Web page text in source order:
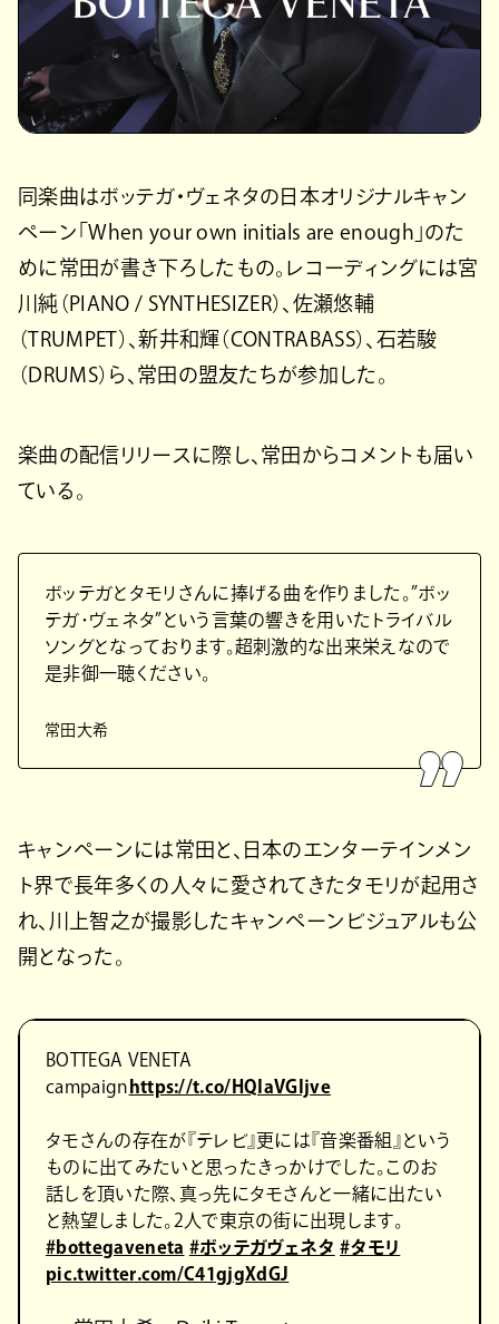
同楽曲はボッテガ・ヴェネタの日本オリジナルキャン
ペーン「When your own initials are enough」のた
めに常田が書き下ろしたもの。レコーディングには宮
川純（PIANO / SYNTHESIZER）、佐瀬悠輔
（TRUMPET）、新井和輝（CONTRABASS）、石若駿
（DRUMS）ら、常田の盟友たちが参加した。
楽曲の配信リリースに際し、常田からコメントも届い
ている。
ボッテガとタモリさんに捧げる曲を作りました。”ボッ
テガ･ヴェネタ”という言葉の響きを用いたトライバル
ソングとなっております。超刺激的な出来栄えなので
是非御一聴ください。
常田大希
キャンペーンには常田と、日本のエンターテインメン
ト界で長年多くの人々に愛されてきたタモリが起用さ
れ、川上智之が撮影したキャンペーンビジュアルも公
開となった。
BOTTEGA VENETA
campaign https://t.co/HQIaVGIjve
タモさんの存在が『テレビ』更には『音楽番組』という
ものに出てみたいと思ったきっかけでした。このお
話しを頂いた際、真っ先にタモさんと一緒に出たい
と熱望しました。2人で東京の街に出現します。
#bottegaveneta #ボッテガヴェネタ #タモリ
pic.twitter.com/C41gjgXdGJ